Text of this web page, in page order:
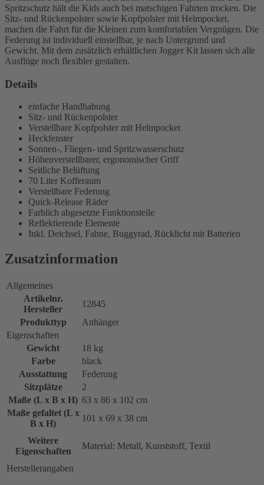
Spritzschutz hält die Kids auch bei matschigen Fahrten trocken. Die
Sitz- und Rückenpolster sowie Kopfpolster mit Helmpocket,
machen die Fahrt für die Kleinen zum komfortablen Vergnügen. Die
Federung ist individuell einstellbar, je nach Untergrund und
Gewicht. Mit dem zusätzlich erhältlichen Jogger Kit lassen sich alle
Ausflüge noch flexibler gestalten.
Details
einfache Handhabung
Sitz- und Rückenpolster
Verstellbare Kopfpolster mit Helmpocket
Heckfenster
Sonnen-, Fliegen- und Spritzwasserschutz
Höhenverstellbarer, ergonomischer Griff
Seitliche Belüftung
70 Liter Kofferaum
Verstellbare Federung
Quick-Release Räder
Farblich abgesetzte Funktionsteile
Reflektierende Elemente
Inkl. Deichsel, Fahne, Buggyrad, Rücklicht mit Batterien
Zusatzinformation
Allgemeines
Artikelnr.
Hersteller
12845
Produkttyp
Anhänger
Eigenschaften
Gewicht
18 kg
Farbe
black
Ausstattung
Federung
Sitzplätze
2
Maße (L x B x H) 63 x 86 x 102 cm
Maße gefaltet (L x
B x H)
101 x 69 x 38 cm
Weitere
Eigenschaften
Material: Metall, Kunststoff, Textil
Herstellerangaben